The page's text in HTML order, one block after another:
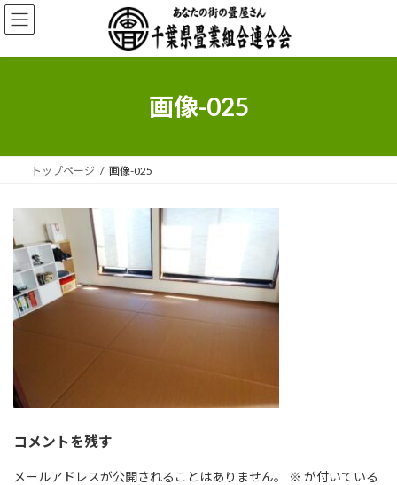
コ
ン
ン
ナ
ビ
ー
画像-025
トップページ 画像-025
コメントを残す
メールアドレスが公開されることはありません。 ※ が付いている